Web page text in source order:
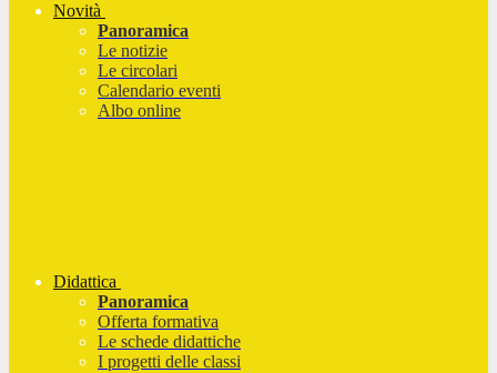
Novità
Panoramica
Le notizie
Le circolari
Calendario eventi
Albo online
Didattica
Panoramica
Offerta formativa
Le schede didattiche
I progetti delle classi